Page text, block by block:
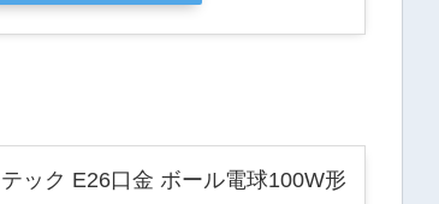
ック E26口金 ボール電球100W形